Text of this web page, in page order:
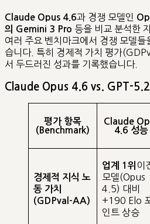
Claude Opus 4.6과 경쟁 모델인
의 Gemini 3 Pro 등을 비교 분석한
여러 주요 벤치마크에서 경쟁 모델들
습니다. 특히 경제적 가치 평가
서 두드러진 성과를 기록했습니다.
Claude Opus 4.6 vs. GPT-
평가 항목
(Benchmark)
Claude
4.6 성능
경제적 지식 노
동 가치
(GDPval-AA)
업계 1위 이
모델(Opus
4.5) 대비
+190 Elo
인트 상승